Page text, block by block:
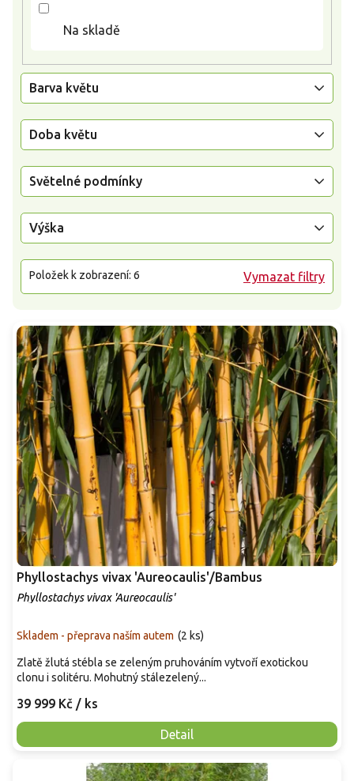
Na skladě
Barva květu
Doba květu
Světelné podmínky
Výška
Vymazat filtry
Položek k zobrazení: 6
Phyllostachys vivax 'Aureocaulis'/Bambus
Phyllostachys vivax 'Aureocaulis'
Skladem - přeprava naším autem (2 ks)
39 999 Kč / ks
Detail
Zlatě žlutá stébla se zeleným pruhováním vytvoří exotickou
clonu i solitéru. Mohutný stálezelený...